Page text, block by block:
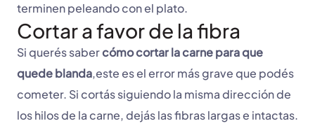
terminen peleando con el plato.
Cortar a favor de la fibra
Si querés sabercómo cortar la carne para que
quede blanda,este es el error más grave que podés
cometer. Si cortás siguiendo la misma dirección de
los hilos de la carne, dejás las fibras largas e intactas.